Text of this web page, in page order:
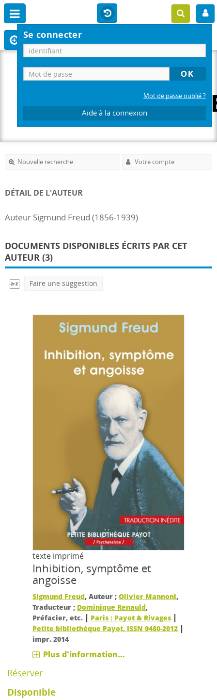
Se connecter
Mot de passe oublié ?
Aide à la connexion
Nouvelle recherche Votre compte
DÉTAIL DE L'AUTEUR
Auteur Sigmund Freud (1856-1939)
DOCUMENTS DISPONIBLES ÉCRITS PAR CET
AUTEUR (3)
Faire une suggestion
texte imprimé
Inhibition, symptôme et
angoisse
Sigmund Freud, Auteur ;Olivier Mannoni,
Traducteur ; Dominique Renauld,
Préfacier, etc. | Paris : Payot & Rivages |
Petite bibliothèque Payot, ISSN 0480-2012 |
impr. 2014
Plus d'information...
Réserver
Disponible